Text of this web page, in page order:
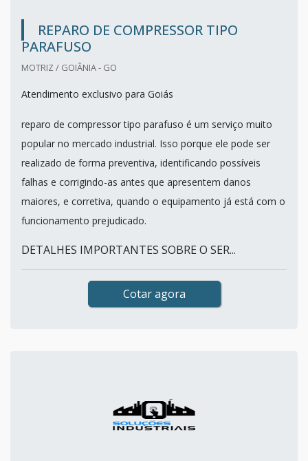
REPARO DE COMPRESSOR TIPO
PARAFUSO
MOTRIZ / GOIÂNIA - GO
Atendimento exclusivo para Goiás
reparo de compressor tipo parafuso é um serviço muito
popular no mercado industrial. Isso porque ele pode ser
realizado de forma preventiva, identificando possíveis
falhas e corrigindo-as antes que apresentem danos
maiores, e corretiva, quando o equipamento já está com o
funcionamento prejudicado.
DETALHES IMPORTANTES SOBRE O SER...
Cotar agora